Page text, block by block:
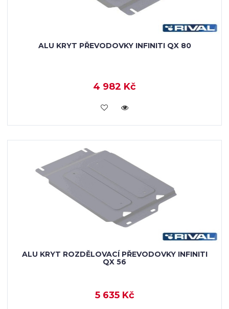
ALU KRYT PŘEVODOVKY INFINITI QX 80
4 982 Kč
KOUPIT
ALU KRYT ROZDĚLOVACÍ PŘEVODOVKY INFINITI
QX 56
5 635 Kč